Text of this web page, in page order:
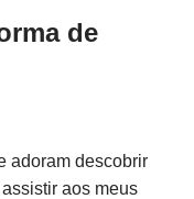
de
adoram descobrir
aos meus